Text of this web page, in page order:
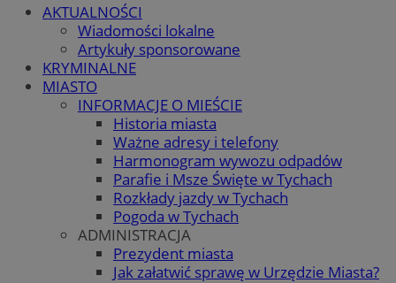
AKTUALNOŚCI
Wiadomości lokalne
Artykuły sponsorowane
KRYMINALNE
MIASTO
INFORMACJE O MIEŚCIE
Historia miasta
Ważne adresy i telefony
Harmonogram wywozu odpadów
Parafie i Msze Święte w Tychach
Rozkłady jazdy w Tychach
Pogoda w Tychach
ADMINISTRACJA
Prezydent miasta
Jak załatwić sprawę w Urzędzie Miasta?